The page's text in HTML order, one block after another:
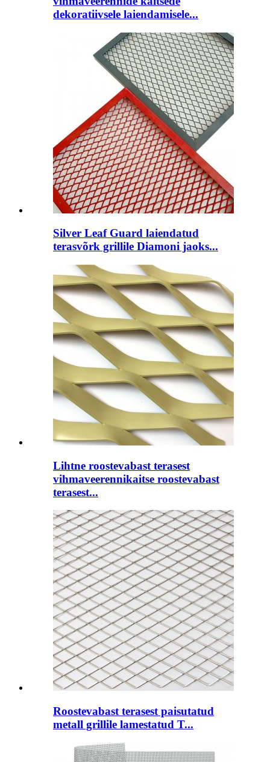
dekoratiivsele laiendamisele...
Silver Leaf Guard laiendatud
terasvõrk grillile Diamoni jaoks...
Lihtne roostevabast terasest
vihmaveerennikaitse roostevabast
terasest...
Roostevabast terasest paisutatud
metall grillile lamestatud T...